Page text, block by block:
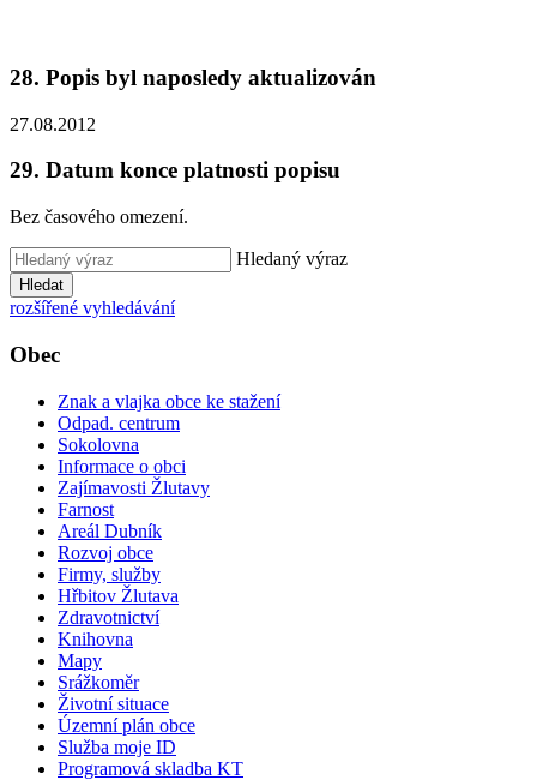
28. Popis byl naposledy aktualizován
27.08.2012
29. Datum konce platnosti popisu
Bez časového omezení.
Hledaný výraz
Hledat
rozšířené vyhledávání
Obec
Znak a vlajka obce ke stažení
Odpad. centrum
Sokolovna
Informace o obci
Zajímavosti Žlutavy
Farnost
Areál Dubník
Rozvoj obce
Firmy, služby
Hřbitov Žlutava
Zdravotnictví
Knihovna
Mapy
Srážkoměr
Životní situace
Územní plán obce
Služba moje ID
Programová skladba KT